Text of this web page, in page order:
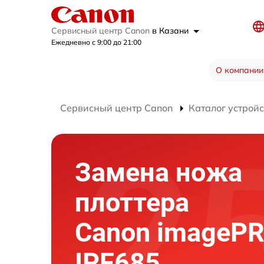
Сервисный центр Canon в Казани
Ежедневно с 9:00 до 21:00
О компании
Сервисный центр Canon Каталог
Замена ножа
плоттера
Canon